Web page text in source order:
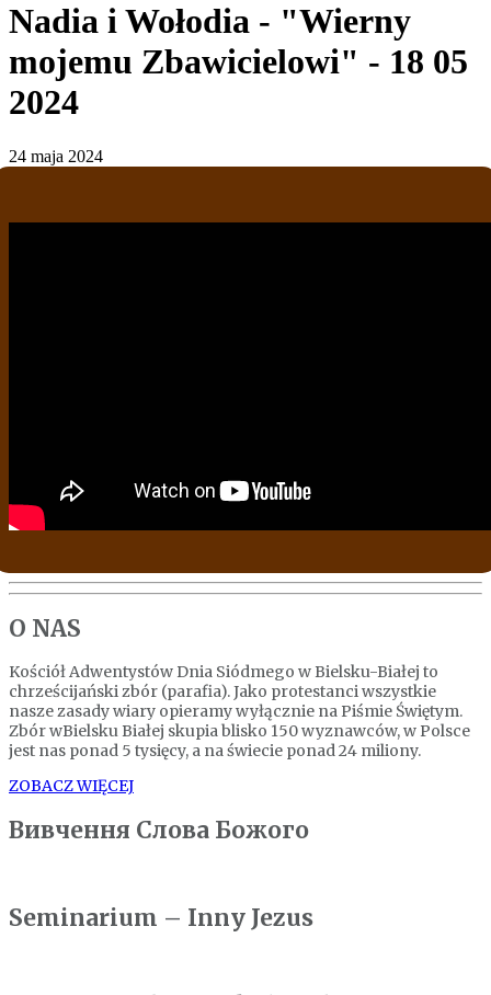
Nadia i Wołodia - "Wierny
mojemu Zbawicielowi" - 18 05
2024
24 maja 2024
O NAS
Kościół Adwentystów Dnia Siódmego w Bielsku-Białej to
chrześcijański zbór (parafia). Jako protestanci wszystkie
nasze zasady wiary opieramy wyłącznie na Piśmie Świętym.
Zbór wBielsku Białej skupia blisko 150 wyznawców, w Polsce
jest nas ponad 5 tysięcy, a na świecie ponad 24 miliony.
ZOBACZ WIĘCEJ
Вивчення Слова Божого
Seminarium – Inny Jezus